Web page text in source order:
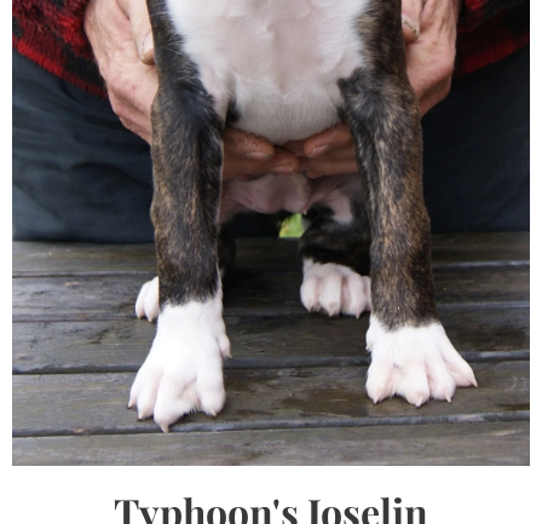
Typhoon's Joselin